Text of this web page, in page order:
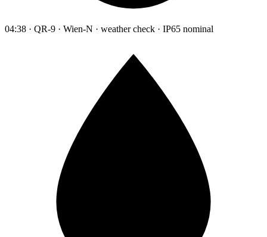
04:38 · QR-9 · Wien-N · weather check · IP65 nominal